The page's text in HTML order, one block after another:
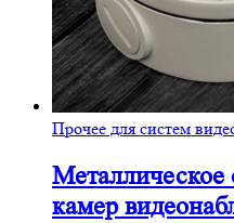
Прочее для систем
Металлическое
камер